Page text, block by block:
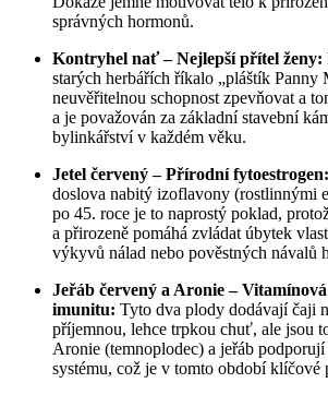
správných hormonů.
Kontryhel nať – Nejlepší přítel ženy:
starých herbářích říkalo „pláštík Panny
neuvěřitelnou schopnost zpevňovat a
a je považován za základní stavební
bylinkářství v každém věku.
Jetel červený – Přírodní fytoestrogen:
doslova nabitý izoflavony (rostlinnými
po 45. roce je to naprostý poklad,
a přirozeně pomáhá zvládat úbytek
výkyvů nálad nebo pověstných návalů
Jeřáb červený a Aronie –
imunitu: Tyto dva plody dodávají čaji
příjemnou, lehce trpkou chuť, ale jsou
Aronie (temnoplodec) a jeřáb
systému, což je v tomto období klíčové